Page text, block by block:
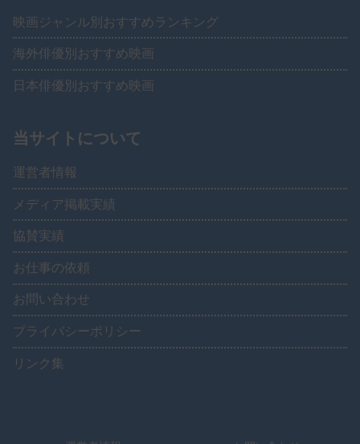
映画ジャンル別おすすめランキング
海外俳優別おすすめ映画
日本俳優別おすすめ映画
当サイトについて
運営者情報
メディア掲載実績
協賛実績
お仕事の依頼
お問い合わせ
プライバシーポリシー
リンク集